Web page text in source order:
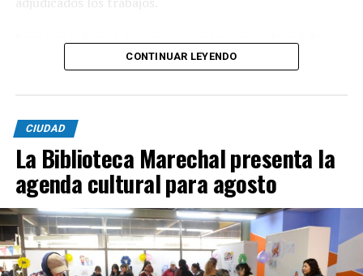
agua potable incluyen la colocación de unos 355 metros
ejecución de 29 conexiones domiciliarias. Los trabajos se
desarrollarán en distintos sectores comprendidos por
las calles Pehuajó, Sicilia, Génova y Génova Bis.
En paralelo, la intervención contempla la extensión de
la red cloacal mediante la instalación de 234 metros de
cañerías colectoras, la realización de 31 conexiones
domiciliarias y la construcción de seis bocas de registro.
Además de la infraestructura subterránea, el proyecto
CONTINUAR LEYENDO
CIUDAD
La Biblioteca Marechal presenta la
agenda cultural para agosto